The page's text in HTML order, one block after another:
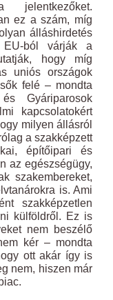
ez a szám, míg
álláshirdetés
ból várják a
hogy míg
uniós országok
felé – mondta
Gyáriparosok
kapcsolatokért
milyen állásról
a szakképzett
építőipari és
az egészségügy,
szakembereket,
is. Ami
szakképzetlen
külföldről. Ez is
nem beszélő
kér – mondta
ott akár így is
nem, hiszen már